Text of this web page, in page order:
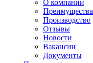
О компании
Преимущества
Производство
Отзывы
Новости
Вакансии
Документы